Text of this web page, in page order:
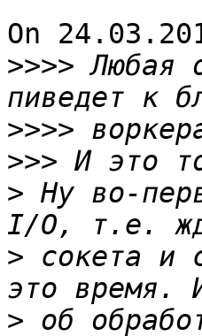
On
>>>> Любая
>>>>
>>>
> Ну во-
> сокета и
>